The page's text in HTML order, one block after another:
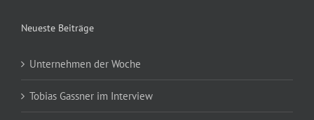
Neueste Beiträge
Unternehmen der Woche
Tobias Gassner im Interview